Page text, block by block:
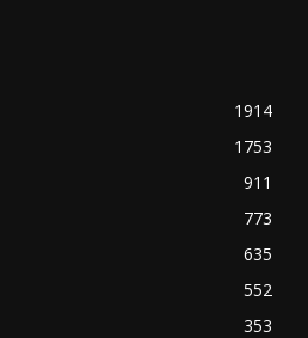
1914
1753
911
773
635
552
353